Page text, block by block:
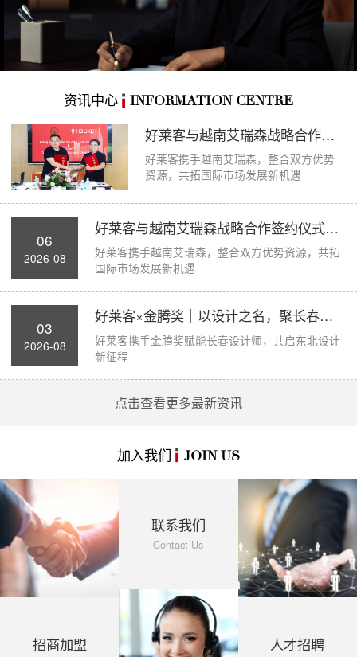
资讯中心 INFORMATION CENTRE
好莱客与越南艾瑞森战略合作签约仪式圆满举...
好莱客携手越南艾瑞森，整合双方优势
资源，共拓国际市场发展新机遇
06
2026-08
好莱客与越南艾瑞森战略合作签约仪式圆满举...
好莱客携手越南艾瑞森，整合双方优势资源，共拓
国际市场发展新机遇
03
2026-08
好莱客×金腾奖｜以设计之名，聚长春力量，...
好莱客携手金腾奖赋能长春设计师，共启东北设计
新征程
点击查看更多最新资讯
加入我们 JOIN US
招商加盟
联系我们
Contact Us
人才招聘